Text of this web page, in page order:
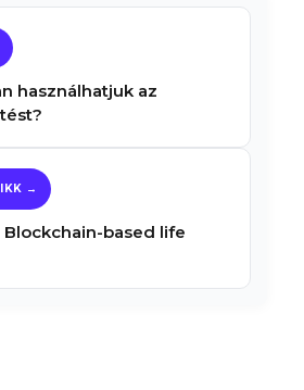
használhatjuk az
based life